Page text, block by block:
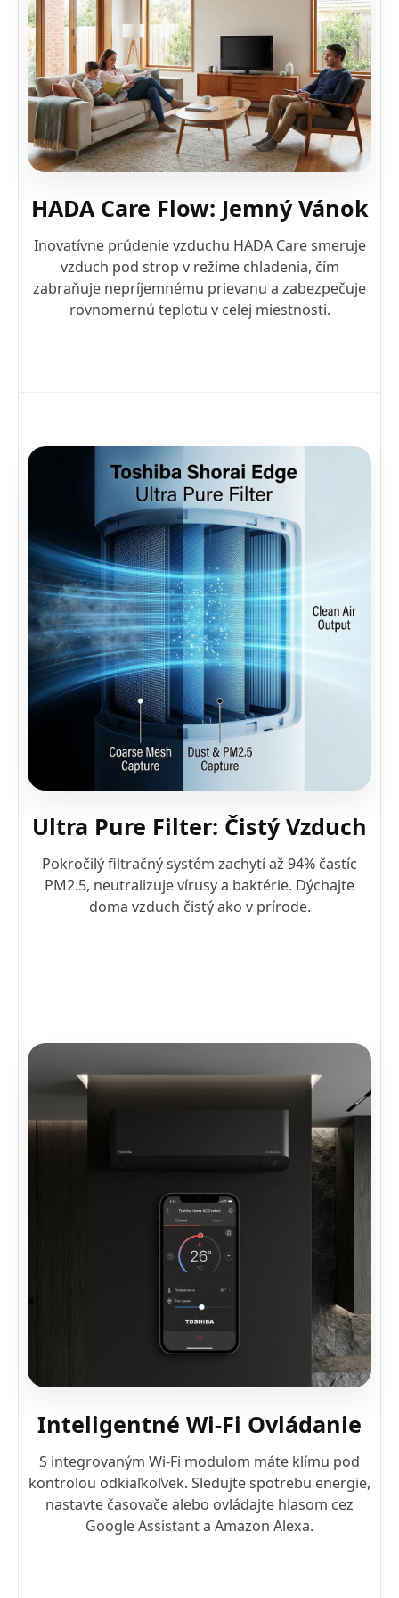
HADA Care Flow: Jemný Vánok
Inovatívne prúdenie vzduchu HADA Care smeruje
vzduch pod strop v režime chladenia, čím
zabraňuje nepríjemnému prievanu a zabezpečuje
rovnomernú teplotu v celej miestnosti.
Ultra Pure Filter: Čistý Vzduch
Pokročilý filtračný systém zachytí až 94% častíc
PM2.5, neutralizuje vírusy a baktérie. Dýchajte
doma vzduch čistý ako v prírode.
Inteligentné Wi-Fi Ovládanie
S integrovaným Wi-Fi modulom máte klímu pod
kontrolou odkiaľkoľvek. Sledujte spotrebu energie,
nastavte časovače alebo ovládajte hlasom cez
Google Assistant a Amazon Alexa.